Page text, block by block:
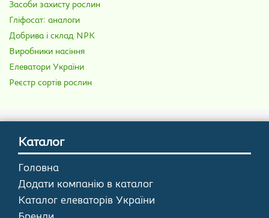
Засоби захисту рослин
Гліфосат: аналоги
Добрива і склад NPK
Виробники насіння
Елеватори України
Реєстр сортів рослин
Каталог
Головна
Додати компанію в каталог
Каталог елеваторів України